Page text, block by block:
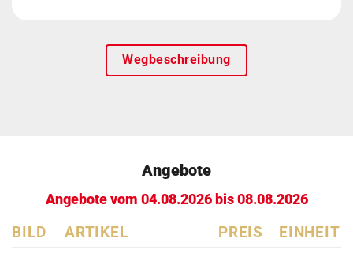
Wegbeschreibung
Angebote
Angebote vom 04.08.2026 bis 08.08.2026
BILD ARTIKEL PREIS EINHEIT